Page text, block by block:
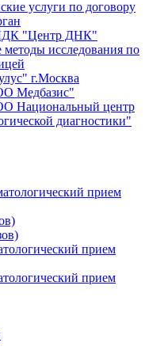
услуги по договору
"Центр ДНК"
исследования по
г.Москва
Медбазис"
Национальный центр
диагностики"
прием
прием
прием